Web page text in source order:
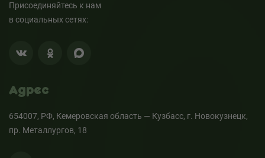
Присоединяйтесь к нам
в социальных сетях:
Адрес
654007, РФ, Кемеровская область — Кузбасс, г. Новокузнецк,
пр. Металлургов, 18